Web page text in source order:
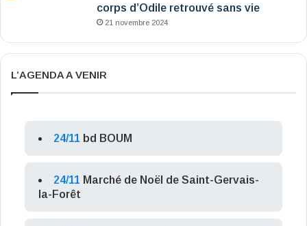
corps d’Odile retrouvé sans vie
21 novembre 2024
L’AGENDA A VENIR
24/11 bd BOUM
24/11 Marché de Noël de Saint-Gervais-
la-Forêt